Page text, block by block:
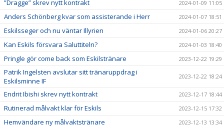
”Dragge” skrev nytt kontrakt 2024-01-09 11:05
Anders Schönberg kvar som assisterande i Herr 2024-01-07 18:51
Eskilsseger och nu väntar Illyrien 2024-01-06 20:27
Kan Eskils försvara Saluttiteln? 2024-01-03 18:40
Pringle gör come back som Eskilstränare 2023-12-22 19:29
Patrik Ingelsten avslutar sitt tränaruppdrag i
Eskilsminne IF
2023-12-22 18:24
Endrit Ibishi skrev nytt kontrakt 2023-12-17 18:44
Rutinerad målvakt klar för Eskils 2023-12-15 17:32
Hemvändare ny målvaktstränare 2023-12-13 13:34